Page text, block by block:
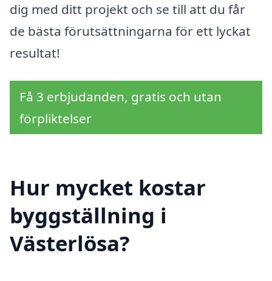
dig med ditt projekt och se till att du får
de bästa förutsättningarna för ett lyckat
resultat!
Få 3 erbjudanden, gratis och utan
förpliktelser
Hur mycket kostar
byggställning i
Västerlösa?